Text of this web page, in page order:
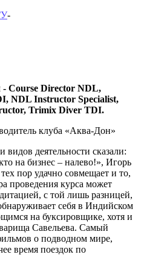
-
- Course Director NDL,
NDL Instructor Specialist,
r, Trimix Diver TDI.
клуба «Аква-Дон»
видов деятельности сказали:
на бизнес – налево!», Игорь
пор удачно совмещает и то,
проведения курса может
с той лишь разницей,
себя в Индийском
на буксировщике, хотя и
Савельева. Самый
о подводном мире,
время поездок по